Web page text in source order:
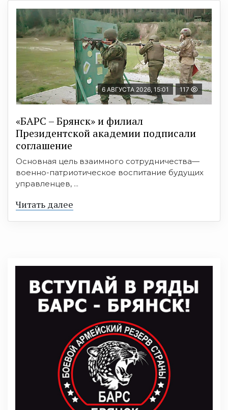
6 АВГУСТА 2026, 15:01 117
«БАРС – Брянск» и филиал
Президентской академии подписали
соглашение
Основная цель взаимного сотрудничества—
военно-патриотическое воспитание будущих
управленцев, ...
Читать далее